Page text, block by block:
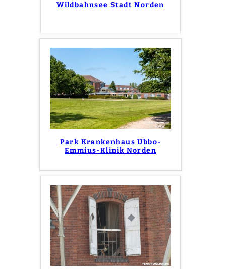
Wildbahnsee Stadt Norden
Park Krankenhaus Ubbo-
Emmius-Klinik Norden